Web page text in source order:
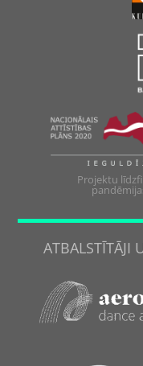
Projektu
ATBALSTĪTĀJI